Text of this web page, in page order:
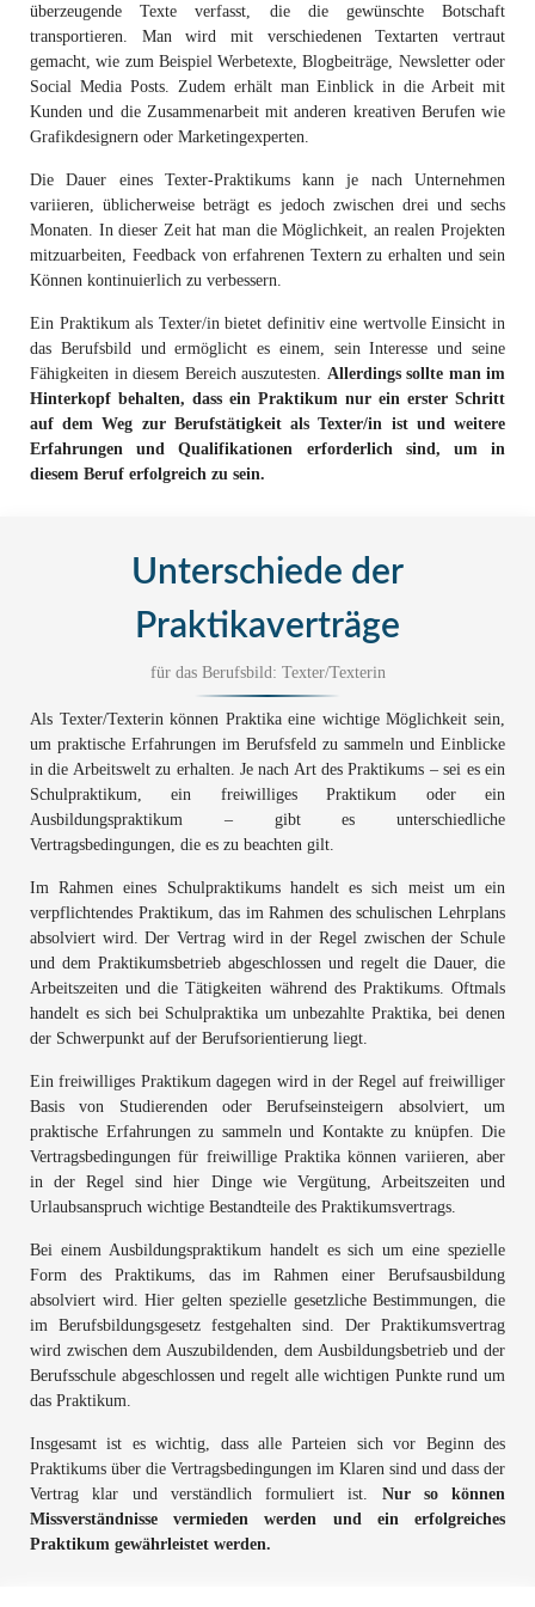
Dauer des Praktikums. Es empfiehlt sich außerdem, im Vertrag eine
Geheimhaltungsklausel aufzunehmen, um sensible Informationen und
Unterlagen zu schützen. Insgesamt sollte der Praktikumsvertrag für
eine Texterin oder einen Texter professionell und detailliert
ausgearbeitet sein, um eine erfolgreiche Zusammenarbeit zu
gewährleisten.
überzeugende Texte verfasst, die die gewünschte Botschaft
transportieren. Man wird mit verschiedenen Textarten vertraut
gemacht, wie zum Beispiel Werbetexte, Blogbeiträge, Newsletter oder
Social Media Posts. Zudem erhält man Einblick in die Arbeit mit
Kunden und die Zusammenarbeit mit anderen kreativen Berufen wie
Grafikdesignern oder Marketingexperten.
Die Dauer eines Texter-Praktikums kann je nach Unternehmen
variieren, üblicherweise beträgt es jedoch zwischen drei und sechs
Monaten. In dieser Zeit hat man die Möglichkeit, an realen Projekten
mitzuarbeiten, Feedback von erfahrenen Textern zu erhalten und sein
Können kontinuierlich zu verbessern.
Ein Praktikum als Texter/in bietet definitiv eine wertvolle Einsicht in
das Berufsbild und ermöglicht es einem, sein Interesse und seine
Fähigkeiten in diesem Bereich auszutesten. Allerdings sollte man im
Hinterkopf behalten, dass ein Praktikum nur ein erster Schritt
auf dem Weg zur Berufstätigkeit als Texter/in ist und weitere
Erfahrungen und Qualifikationen erforderlich sind, um in
diesem Beruf erfolgreich zu sein.
Unterschiede der
Praktikaverträge
für das Berufsbild: Texter/Texterin
Als Texter/Texterin können Praktika eine wichtige Möglichkeit sein,
um praktische Erfahrungen im Berufsfeld zu sammeln und Einblicke
in die Arbeitswelt zu erhalten. Je nach Art des Praktikums – sei es ein
Schulpraktikum, ein freiwilliges Praktikum oder ein
Ausbildungspraktikum – gibt es unterschiedliche
Vertragsbedingungen, die es zu beachten gilt.
Im Rahmen eines Schulpraktikums handelt es sich meist um ein
verpflichtendes Praktikum, das im Rahmen des schulischen Lehrplans
absolviert wird. Der Vertrag wird in der Regel zwischen der Schule
und dem Praktikumsbetrieb abgeschlossen und regelt die Dauer, die
Arbeitszeiten und die Tätigkeiten während des Praktikums. Oftmals
handelt es sich bei Schulpraktika um unbezahlte Praktika, bei denen
der Schwerpunkt auf der Berufsorientierung liegt.
Ein freiwilliges Praktikum dagegen wird in der Regel auf freiwilliger
Basis von Studierenden oder Berufseinsteigern absolviert, um
praktische Erfahrungen zu sammeln und Kontakte zu knüpfen. Die
Vertragsbedingungen für freiwillige Praktika können variieren, aber
in der Regel sind hier Dinge wie Vergütung, Arbeitszeiten und
Urlaubsanspruch wichtige Bestandteile des Praktikumsvertrags.
Bei einem Ausbildungspraktikum handelt es sich um eine spezielle
Form des Praktikums, das im Rahmen einer Berufsausbildung
absolviert wird. Hier gelten spezielle gesetzliche Bestimmungen, die
im Berufsbildungsgesetz festgehalten sind. Der Praktikumsvertrag
wird zwischen dem Auszubildenden, dem Ausbildungsbetrieb und der
Berufsschule abgeschlossen und regelt alle wichtigen Punkte rund um
das Praktikum.
Insgesamt ist es wichtig, dass alle Parteien sich vor Beginn des
Praktikums über die Vertragsbedingungen im Klaren sind und dass der
Vertrag klar und verständlich formuliert ist. Nur so können
Missverständnisse vermieden werden und ein erfolgreiches
Praktikum gewährleistet werden.